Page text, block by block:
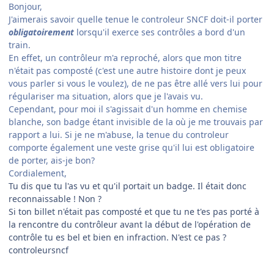
Bonjour,
J'aimerais savoir quelle tenue le controleur SNCF doit-il porter
obligatoirement lorsqu'il exerce ses contrôles a bord d'un
train.
En effet, un contrôleur m'a reproché, alors que mon titre
n'était pas composté (c'est une autre histoire dont je peux
vous parler si vous le voulez), de ne pas être allé vers lui pour
régulariser ma situation, alors que je l'avais vu.
Cependant, pour moi il s'agissait d'un homme en chemise
blanche, son badge étant invisible de la où je me trouvais par
rapport a lui. Si je ne m'abuse, la tenue du controleur
comporte également une veste grise qu'il lui est obligatoire
de porter, ais-je bon?
Cordialement,
Tu dis que tu l'as vu et qu'il portait un badge. Il était donc
reconnaissable ! Non ?
Si ton billet n'était pas composté et que tu ne t'es pas porté à
la rencontre du contrôleur avant la début de l'opération de
contrôle tu es bel et bien en infraction. N'est ce pas ?
controleursncf